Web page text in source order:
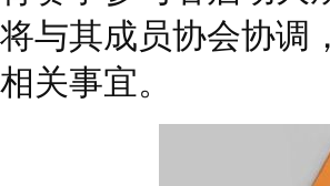
将与其成员协会协调
相关事宜。